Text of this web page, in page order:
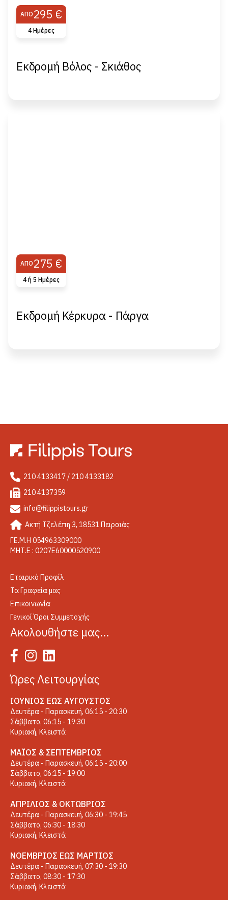
ΑΠΌ 295 €
4 Ημέρες
Εκδρομή Βόλος - Σκιάθος
ΑΠΌ 275 €
4 ή 5 Hμέρες
Εκδρομή Κέρκυρα - Πάργα
210 4133417 / 210 4133182
210 4137359
info@filippistours.gr
Ακτή Τζελέπη 3, 18531 Πειραιάς
ΓΕ.Μ.Η 054963309000
ΜΗΤ.Ε : 0207Ε60000520900
Εταιρικό Προφίλ
Τα Γραφεία μας
Επικοινωνία
Γενικοί Όροι Συμμετοχής
Ακολουθήστε μας…
Ώρες Λειτουργίας
ΙΟΎΝΙΟΣ ΈΩΣ ΑΎΓΟΥΣΤΟΣ
Δευτέρα - Παρασκευή, 06:15 - 20:30
Σάββατο, 06:15 - 19:30
Κυριακή, Κλειστά
ΜΆΙΟΣ & ΣΕΠΤΈΜΒΡΙΟΣ
Δευτέρα - Παρασκευή, 06:15 - 20:00
Σάββατο, 06:15 - 19:00
Κυριακή, Κλειστά
ΑΠΡΊΛΙΟΣ & ΟΚΤΏΒΡΙΟΣ
Δευτέρα - Παρασκευή, 06:30 - 19:45
Σάββατο, 06:30 - 18:30
Κυριακή, Κλειστά
ΝΟΈΜΒΡΙΟΣ ΈΩΣ ΜΆΡΤΙΟΣ
Δευτέρα - Παρασκευή, 07:30 - 19:30
Σάββατο, 08:30 - 17:30
Κυριακή, Κλειστά